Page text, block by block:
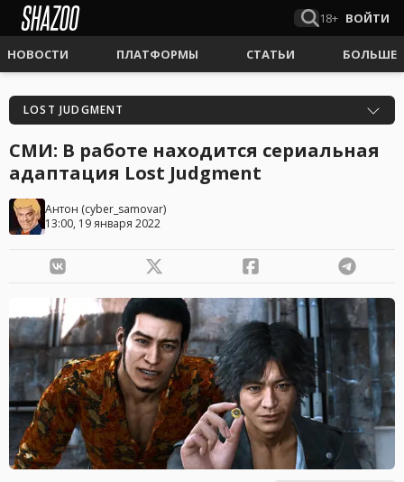
18+ ВОЙТИ
НОВОСТИ ПЛАТФОРМЫ СТАТЬИ БОЛЬШЕ
LOST JUDGMENT
СМИ: В работе находится сериальная
адаптация Lost Judgment
Антон (cyber_samovar)
13:00, 19 января 2022